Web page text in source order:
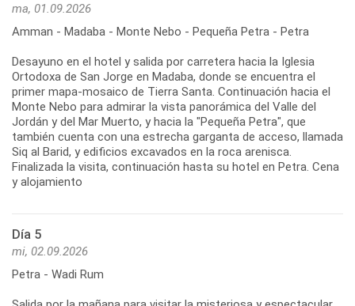
ma, 01.09.2026
Amman - Madaba - Monte Nebo - Pequeña Petra - Petra
Desayuno en el hotel y salida por carretera hacia la Iglesia
Ortodoxa de San Jorge en Madaba, donde se encuentra el
primer mapa-mosaico de Tierra Santa. Continuación hacia el
Monte Nebo para admirar la vista panorámica del Valle del
Jordán y del Mar Muerto, y hacia la "Pequeña Petra", que
también cuenta con una estrecha garganta de acceso, llamada
Siq al Barid, y edificios excavados en la roca arenisca.
Finalizada la visita, continuación hasta su hotel en Petra. Cena
y alojamiento
Día 5
mi, 02.09.2026
Petra - Wadi Rum